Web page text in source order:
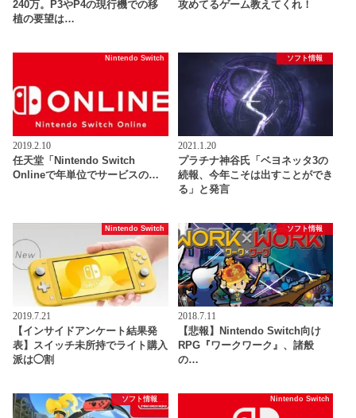
240万。P3やP4の現行機での移
植の要望は…
攻めてるゲーム教えてくれ！
Nintendo Switch
2019.2.10
任天堂「Nintendo Switch
Onlineで年単位でサービスの…
ソフト情報
2021.1.20
プラチナ神谷氏「ベヨネッタ3の
続報、今年こそは出すことができ
る」と発言
Nintendo Switch
2019.7.21
【インサイドアンケート結果発
表】スイッチ未所持でライト購入
派は◯割
ソフト情報
2018.7.11
【悲報】Nintendo Switch向け
RPG『ワークワーク』、諸般
の…
ソフト情報 Nintendo Switch